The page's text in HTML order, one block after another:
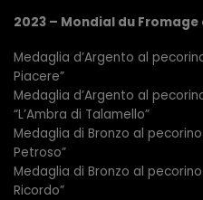
2023 – Mondial du
Medaglia d’Argento al
Piacere”
Medaglia d’Argento al
“L’Ambra di Talamello”
Medaglia di Bronzo al
Petroso”
Medaglia di Bronzo al
Ricordo”